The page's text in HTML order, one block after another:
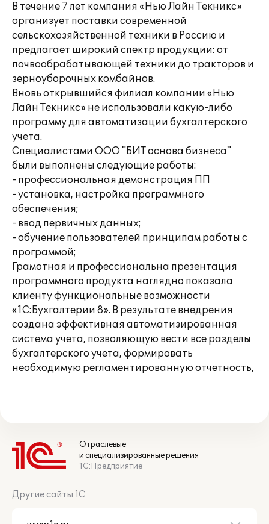
В течение 7 лет компания «Нью Лайн Текникс»
организует поставки современной
сельскохозяйственной техники в Россию и
предлагает широкий спектр продукции: от
почвообрабатывающей техники до тракторов и
зерноуборочных комбайнов.
Вновь открывшийся филиал компании «Нью
Лайн Текникс» не использовали какую-либо
программу для автоматизации бухгалтерского
учета.
Специалистами ООО "БИТ основа бизнеса"
были выполнены следующие работы:
- профессиональная демонстрация ПП
- установка, настройка программного
обеспечения;
- ввод первичных данных;
- обучение пользователей принципам работы с
программой;
Грамотная и профессиональна презентация
программного продукта наглядно показала
клиенту функциональные возможности
«1С:Бухгалтерии 8». В результате внедрения
создана эффективная автоматизированная
система учета, позволяющую вести все разделы
бухгалтерского учета, формировать
необходимую регламентированную отчетность,
Отраслевые
и специализированные решения
1С:Предприятие
Другие сайты 1С